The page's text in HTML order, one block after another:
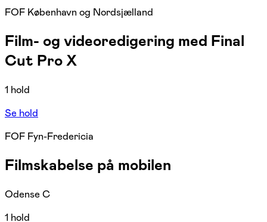
FOF København og Nordsjælland
Film- og videoredigering med Final
Cut Pro X
1 hold
Se hold
FOF Fyn-Fredericia
Filmskabelse på mobilen
Odense C
1 hold